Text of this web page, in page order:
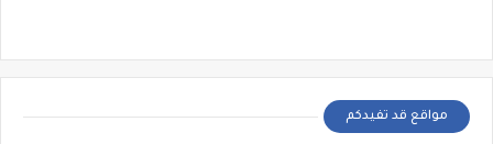
مواقع قد تفيدكم